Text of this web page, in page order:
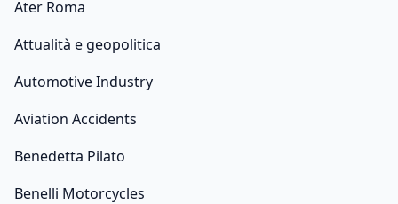
Ater Roma
Attualità e geopolitica
Automotive Industry
Aviation Accidents
Benedetta Pilato
Benelli Motorcycles